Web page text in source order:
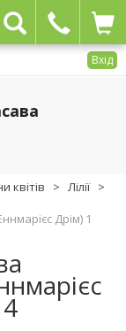
Вхід
квітів > Лілії >
Дрім) 1